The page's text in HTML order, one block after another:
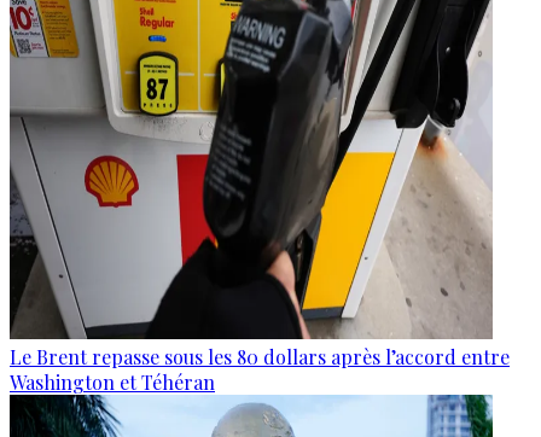
Le Brent repasse sous les 80 dollars après l’accord entre
Washington et Téhéran